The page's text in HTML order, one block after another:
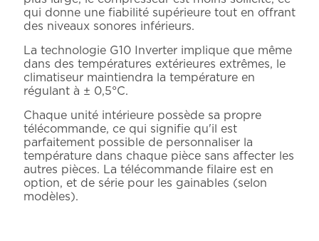
qui donne une fiabilité supérieure tout en offrant
des niveaux sonores inférieurs.
La technologie G10 Inverter implique que même
dans des températures extérieures extrêmes, le
climatiseur maintiendra la température en
régulant à ± 0,5°C.
Chaque unité intérieure possède sa propre
télécommande, ce qui signifie qu'il est
parfaitement possible de personnaliser la
température dans chaque pièce sans affecter les
autres pièces. La télécommande filaire est en
option, et de série pour les gainables (selon
modèles).